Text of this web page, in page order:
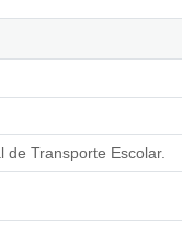
Transporte Escolar.